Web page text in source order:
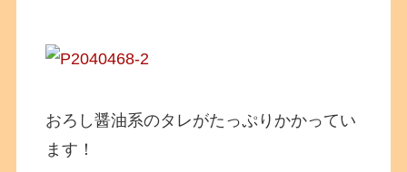
おろし醤油系のタレがたっぷりかかってい
ます！